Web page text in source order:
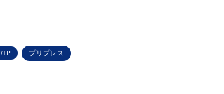
プリプレス